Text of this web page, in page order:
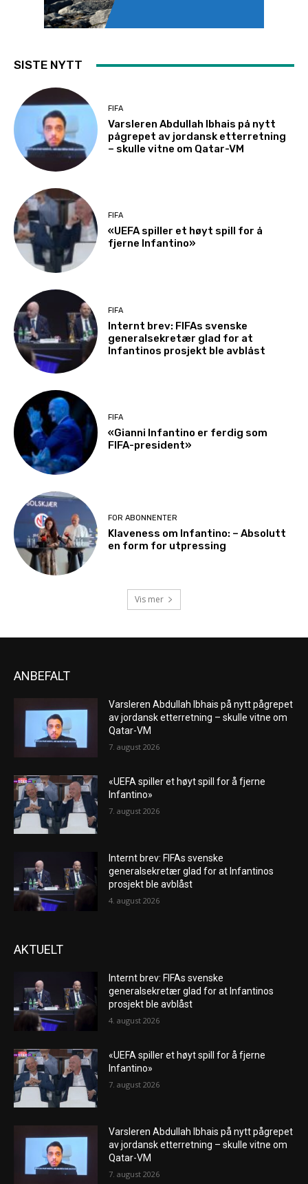
SISTE NYTT
FIFA
Varsleren Abdullah Ibhais på nytt
pågrepet av jordansk etterretning
– skulle vitne om Qatar-VM
FIFA
«UEFA spiller et høyt spill for å
fjerne Infantino»
FIFA
Internt brev: FIFAs svenske
generalsekretær glad for at
Infantinos prosjekt ble avblåst
FIFA
«Gianni Infantino er ferdig som
FIFA-president»
FOR ABONNENTER
Klaveness om Infantino: – Absolutt
en form for utpressing
Vis mer
ANBEFALT
Varsleren Abdullah Ibhais på nytt pågrepet
av jordansk etterretning – skulle vitne om
Qatar-VM
7. august 2026
«UEFA spiller et høyt spill for å fjerne
Infantino»
7. august 2026
Internt brev: FIFAs svenske
generalsekretær glad for at Infantinos
prosjekt ble avblåst
4. august 2026
AKTUELT
Internt brev: FIFAs svenske
generalsekretær glad for at Infantinos
prosjekt ble avblåst
4. august 2026
«UEFA spiller et høyt spill for å fjerne
Infantino»
7. august 2026
Varsleren Abdullah Ibhais på nytt pågrepet
av jordansk etterretning – skulle vitne om
Qatar-VM
7. august 2026